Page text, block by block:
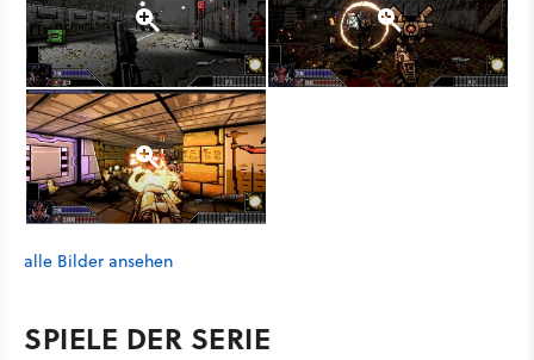
alle Bilder ansehen
SPIELE DER SERIE